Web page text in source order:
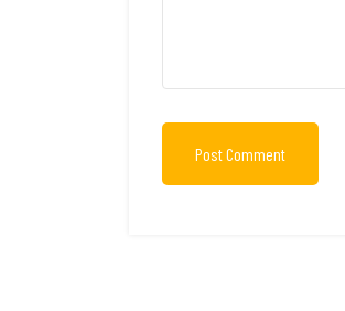
Post Comment